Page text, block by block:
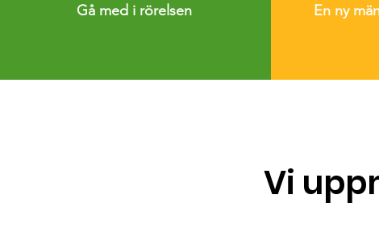
Gå med i rörelsen
En ny
Vi